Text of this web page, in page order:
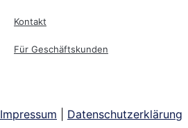
Kontakt
Für Geschäftskunden
Impressum Datenschutzerklärung